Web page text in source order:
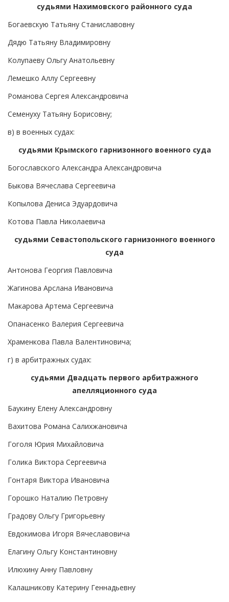
судьями Нахимовского районного суда
Богаевскую Татьяну Станиславовну
Дядю Татьяну Владимировну
Колупаеву Ольгу Анатольевну
Лемешко Аллу Сергеевну
Романова Сергея Александровича
Семенуху Татьяну Борисовну;
в) в военных судах:
судьями Крымского гарнизонного военного суда
Богославского Александра Александровича
Быкова Вячеслава Сергеевича
Копылова Дениса Эдуардовича
Котова Павла Николаевича
судьями Севастопольского гарнизонного военного
суда
Антонова Георгия Павловича
Жагинова Арслана Ивановича
Макарова Артема Сергеевича
Опанасенко Валерия Сергеевича
Храменкова Павла Валентиновича;
г) в арбитражных судах:
судьями Двадцать первого арбитражного
апелляционного суда
Баукину Елену Александровну
Вахитова Романа Салихжановича
Гоголя Юрия Михайловича
Голика Виктора Сергеевича
Гонтаря Виктора Ивановича
Горошко Наталию Петровну
Градову Ольгу Григорьевну
Евдокимова Игоря Вячеславовича
Елагину Ольгу Константиновну
Илюхину Анну Павловну
Калашникову Катерину Геннадьевну